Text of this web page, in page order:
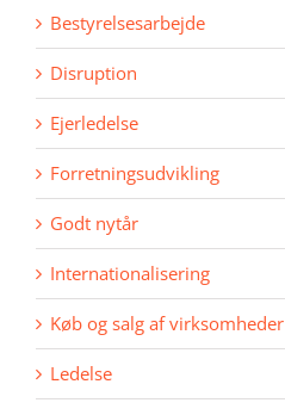
Bestyrelsesarbejde
Disruption
Ejerledelse
Forretningsudvikling
Godt nytår
Internationalisering
Køb og salg af virksomheder
Ledelse